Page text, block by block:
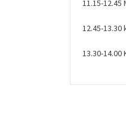
11.15-12.45
12.45-13.30
13.30-